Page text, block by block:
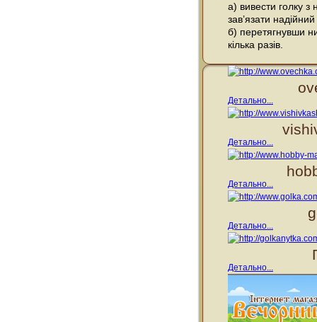
а) вивести голку з
зав’язати
б) перетягнувши
кілька разів.
Детально...
Детально...
Детально...
Детально...
Детально...